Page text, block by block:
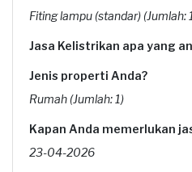
Fiting lampu (standar) (Jumlah:
Jasa Kelistrikan apa yang
Jenis properti Anda?
Rumah (Jumlah: 1)
Kapan Anda memerlukan
23-04-2026